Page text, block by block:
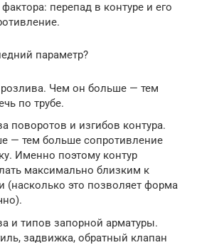
перепад в контуре и его
параметр?
Чем он больше — тем
по трубе.
поворотов и изгибов контура.
— тем больше сопротивление
Именно поэтому контур
максимально близким к
(насколько это позволяет форма
и типов запорной арматуры.
задвижка, обратный клапан